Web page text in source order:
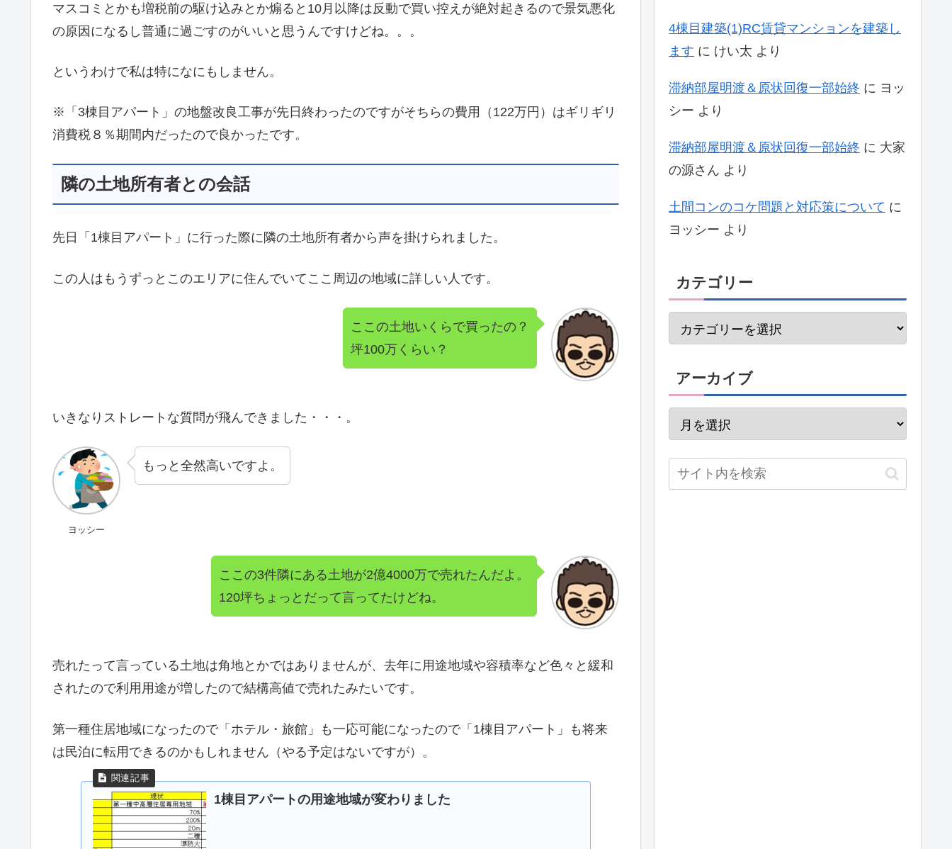
マスコミとかも増税前の駆け込みとか煽ると10月以降は反動で買い控えが絶対起きるので景気悪化
の原因になるし普通に過ごすのがいいと思うんですけどね。。。
というわけで私は特になにもしません。
※「3棟目アパート」の地盤改良工事が先日終わったのですがそちらの費用（122万円）はギリギリ
消費税８％期間内だったので良かったです。
隣の土地所有者との会話
先日「1棟目アパート」に行った際に隣の土地所有者から声を掛けられました。
この人はもうずっとこのエリアに住んでいてここ周辺の地域に詳しい人です。
ここの土地いくらで買ったの？
坪100万くらい？
いきなりストレートな質問が飛んできました・・・。
ヨッシー
もっと全然高いですよ。
ここの3件隣にある土地が2億4000万で売れたんだよ。
120坪ちょっとだって言ってたけどね。
売れたって言っている土地は角地とかではありませんが、去年に用途地域や容積率など色々と緩和
されたので利用用途が増したので結構高値で売れたみたいです。
第一種住居地域になったので「ホテル・旅館」も一応可能になったので「1棟目アパート」も将来
は民泊に転用できるのかもしれません（やる予定はないですが）。
1棟目アパートの用途地域が変わりました
4棟目建築(1)RC賃貸マンションを建築し
ます に けい太 より
滞納部屋明渡＆原状回復一部始終 に ヨッ
シー より
滞納部屋明渡＆原状回復一部始終 に 大家
の源さん より
土間コンのコケ問題と対応策について に
ヨッシー より
カテゴリー
アーカイブ